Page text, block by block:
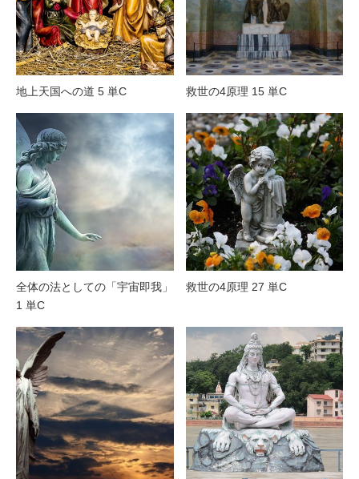
地上天国への道 5 単C 救世の4原理 15 単C
全体の法としての「宇宙即我」
1 単C
救世の4原理 27 単C